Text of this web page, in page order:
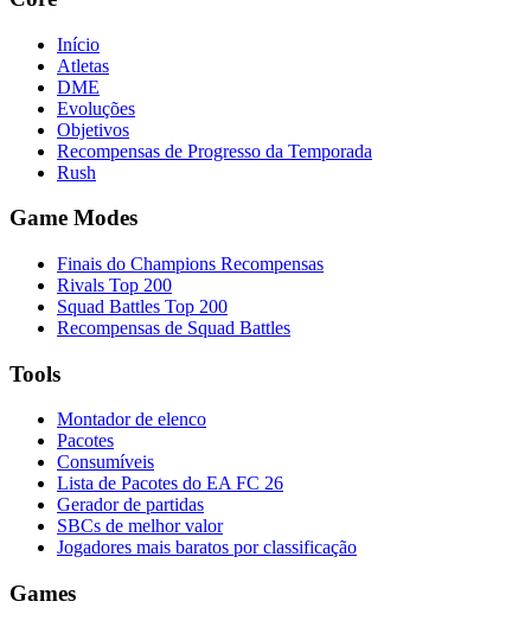
Início
Atletas
DME
Evoluções
Objetivos
Recompensas de Progresso da Temporada
Rush
Game Modes
Finais do Champions Recompensas
Rivals Top 200
Squad Battles Top 200
Recompensas de Squad Battles
Tools
Montador de elenco
Pacotes
Consumíveis
Lista de Pacotes do EA FC 26
Gerador de partidas
SBCs de melhor valor
Jogadores mais baratos por classificação
Games